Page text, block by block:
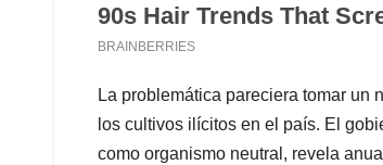
La problemática pareciera tomar un
los cultivos ilícitos en el país. El
como organismo neutral, revela